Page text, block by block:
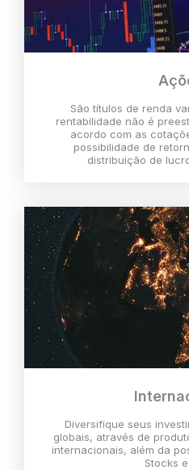
São títulos de renda
rentabilidade não é
acordo com as
possibilidade de
distribuição de
Diversifique seus
globais, através de
internacionais, além da
Stocks